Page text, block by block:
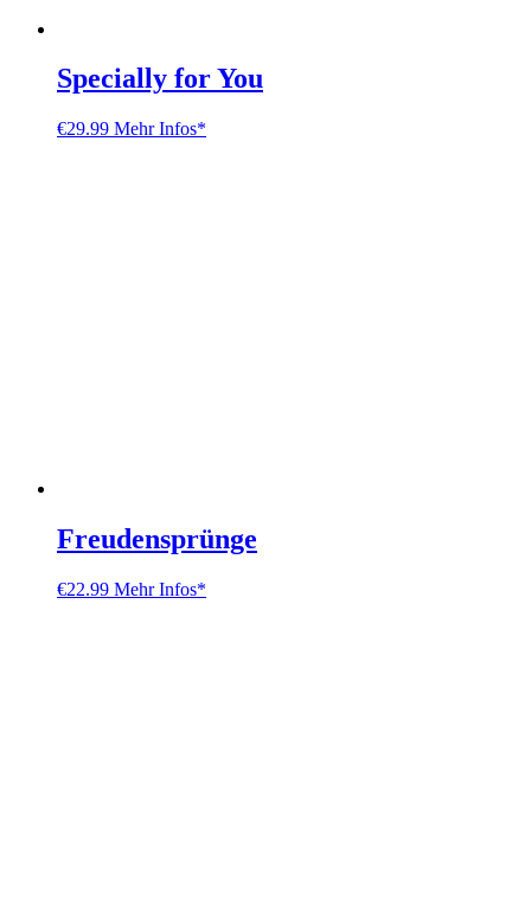
Specially for You
€29.99 Mehr Infos*
Freudensprünge
€22.99 Mehr Infos*